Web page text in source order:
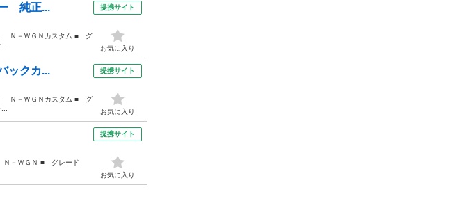
純正...
Ｎ－ＷＧＮカスタム ■ グ
提携サイト
お気に入り
ックカ...
Ｎ－ＷＧＮカスタム ■ グ
提携サイト
お気に入り
－ＷＧＮ ■ グレード
提携サイト
お気に入り